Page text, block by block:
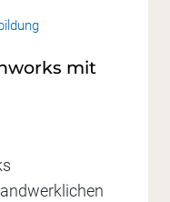
mit